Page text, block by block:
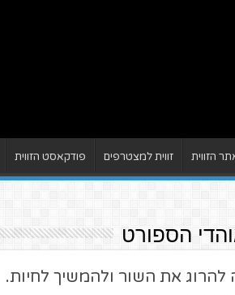
הזווית זווית למצטרפים פודקאסט הזווית
הספורט
להרוג את השור ולהמשיך לחיות.